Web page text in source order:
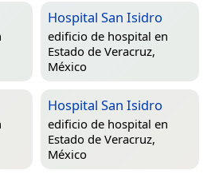
Hospital San Isidro
edificio de hospital en
Estado de Veracruz,
México
Hospital San Isidro
edificio de hospital en
Estado de Veracruz,
México